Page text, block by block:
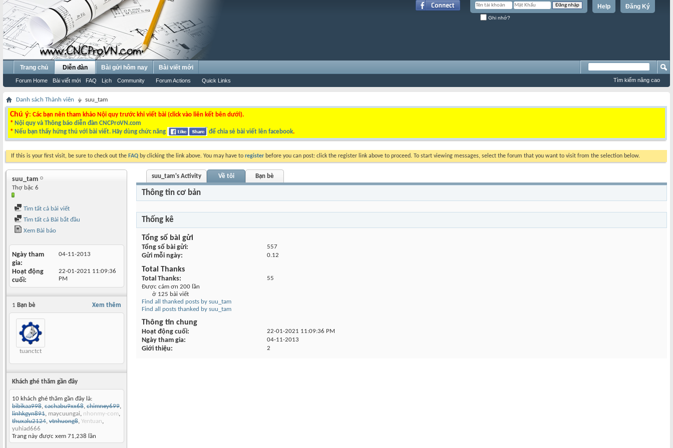
Đăng Ký
Help
Ghi nhớ?
Trang chủ Diễn đàn
Forum Home Bài viết mới FAQ Lịch Community Forum Actions Quick Links
Bài gửi hôm nay Bài viết mới
Tìm kiếm nâng cao
Danh sách Thành viên suu_tam
Chú ý: Các bạn nên tham khảo Nội quy trước khi viết bài (click vào liên kết bên dưới).
* Nội quy và Thông báo diễn đàn CNCProVN.com
* Nếu bạn thấy hứng thú với bài viết. Hãy dùng chức năng để chia sẻ bài viết lên facebook.
If this is your first visit, be sure to check out the FAQ by clicking the link above. You may have to register before you can post: click the register link above to proceed. To start viewing messages, select the forum that you want to visit from the selection below.
suu_tam
Thợ bậc 6
Tìm tất cả bài viết
Tìm tất cả Bài bắt đầu
Xem Bài báo
Ngày tham
gia
04-11-2013
Hoạt động
cuối
22-01-2021 11:09:36
PM
Xem thêm
1 Bạn bè
tuanctct
Khách ghé thăm gần đây
10 khách ghé thăm gần đây là:
bibikaa998, cachabu9xx68, chimney699,
linhkgyn891, maycuungai, nhonmy-com,
thuxalu2124, vtnhuong8, Yentuan,
yuhiad666
Trang này được xem 71,238 lần
suu_tam's Activity Về tôi Bạn bè
Thông tin cơ bản
Thống kê
Tổng số bài gửi
Tổng số bài gửi 557
Gửi mỗi ngày 0.12
Total Thanks
Total Thanks
55
Được cám ơn 200 lần
ở 125 bài viết
Find all thanked posts by suu_tam
Find all posts thanked by suu_tam
Thông tin chung
Hoạt động cuối 22-01-2021 11:09:36 PM
Ngày tham gia 04-11-2013
Giới thiệu 2